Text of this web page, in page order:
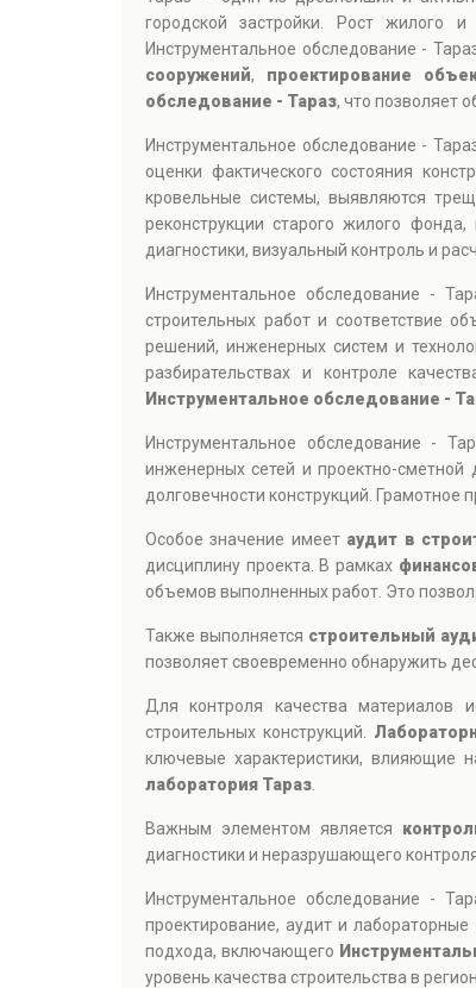
городской застройки. Рост жилого
Инструментальное обследование -
сооружений, проектирование
обследование - Тараз, что позволяет
Инструментальное обследование -
оценки фактического состояния
кровельные системы, выявляются
реконструкции старого жилого
диагностики, визуальный контроль и
Инструментальное обследование -
строительных работ и соответствие
решений, инженерных систем и
разбирательствах и контроле
Инструментальное обследование -
Инструментальное обследование -
инженерных сетей и проектно-сметной
долговечности конструкций. Грамотное
Особое значение имеет аудит в
дисциплину проекта. В рамках
объемов выполненных работ. Это
Также выполняется строительный
позволяет своевременно обнаружить
Для контроля качества материалов
строительных конструкций.
ключевые характеристики, влияющие
лаборатория Тараз
Важным элементом является
диагностики и неразрушающего
Инструментальное обследование -
проектирование, аудит и
подхода, включающего
уровень качества строительства в